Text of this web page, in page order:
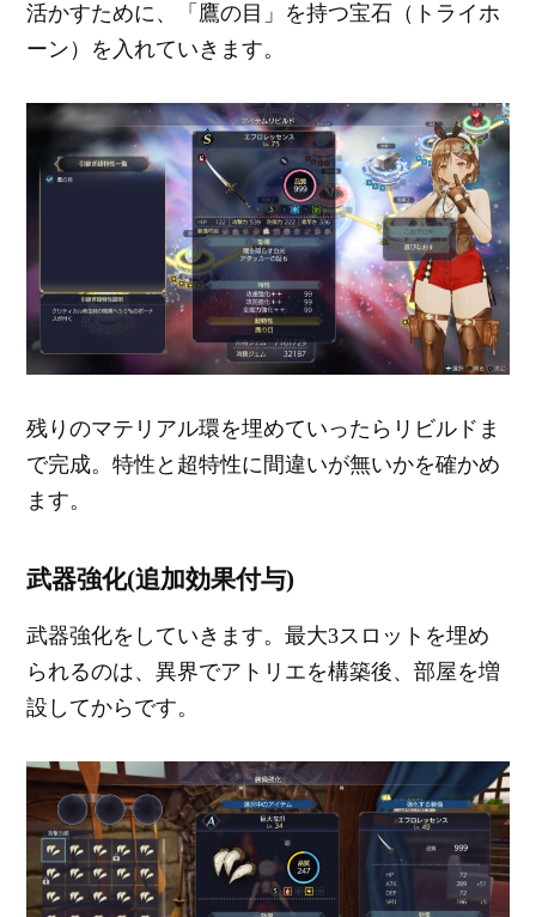
活かすために、「鷹の目」を持つ宝石（トライホ
ーン）を入れていきます。
残りのマテリアル環を埋めていったらリビルドま
で完成。特性と超特性に間違いが無いかを確かめ
ます。
武器強化(追加効果付与)
武器強化をしていきます。最大3スロットを埋め
られるのは、異界でアトリエを構築後、部屋を増
設してからです。